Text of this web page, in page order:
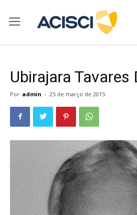
Ubirajara Tavares
Por admin - 25 de março de 2015